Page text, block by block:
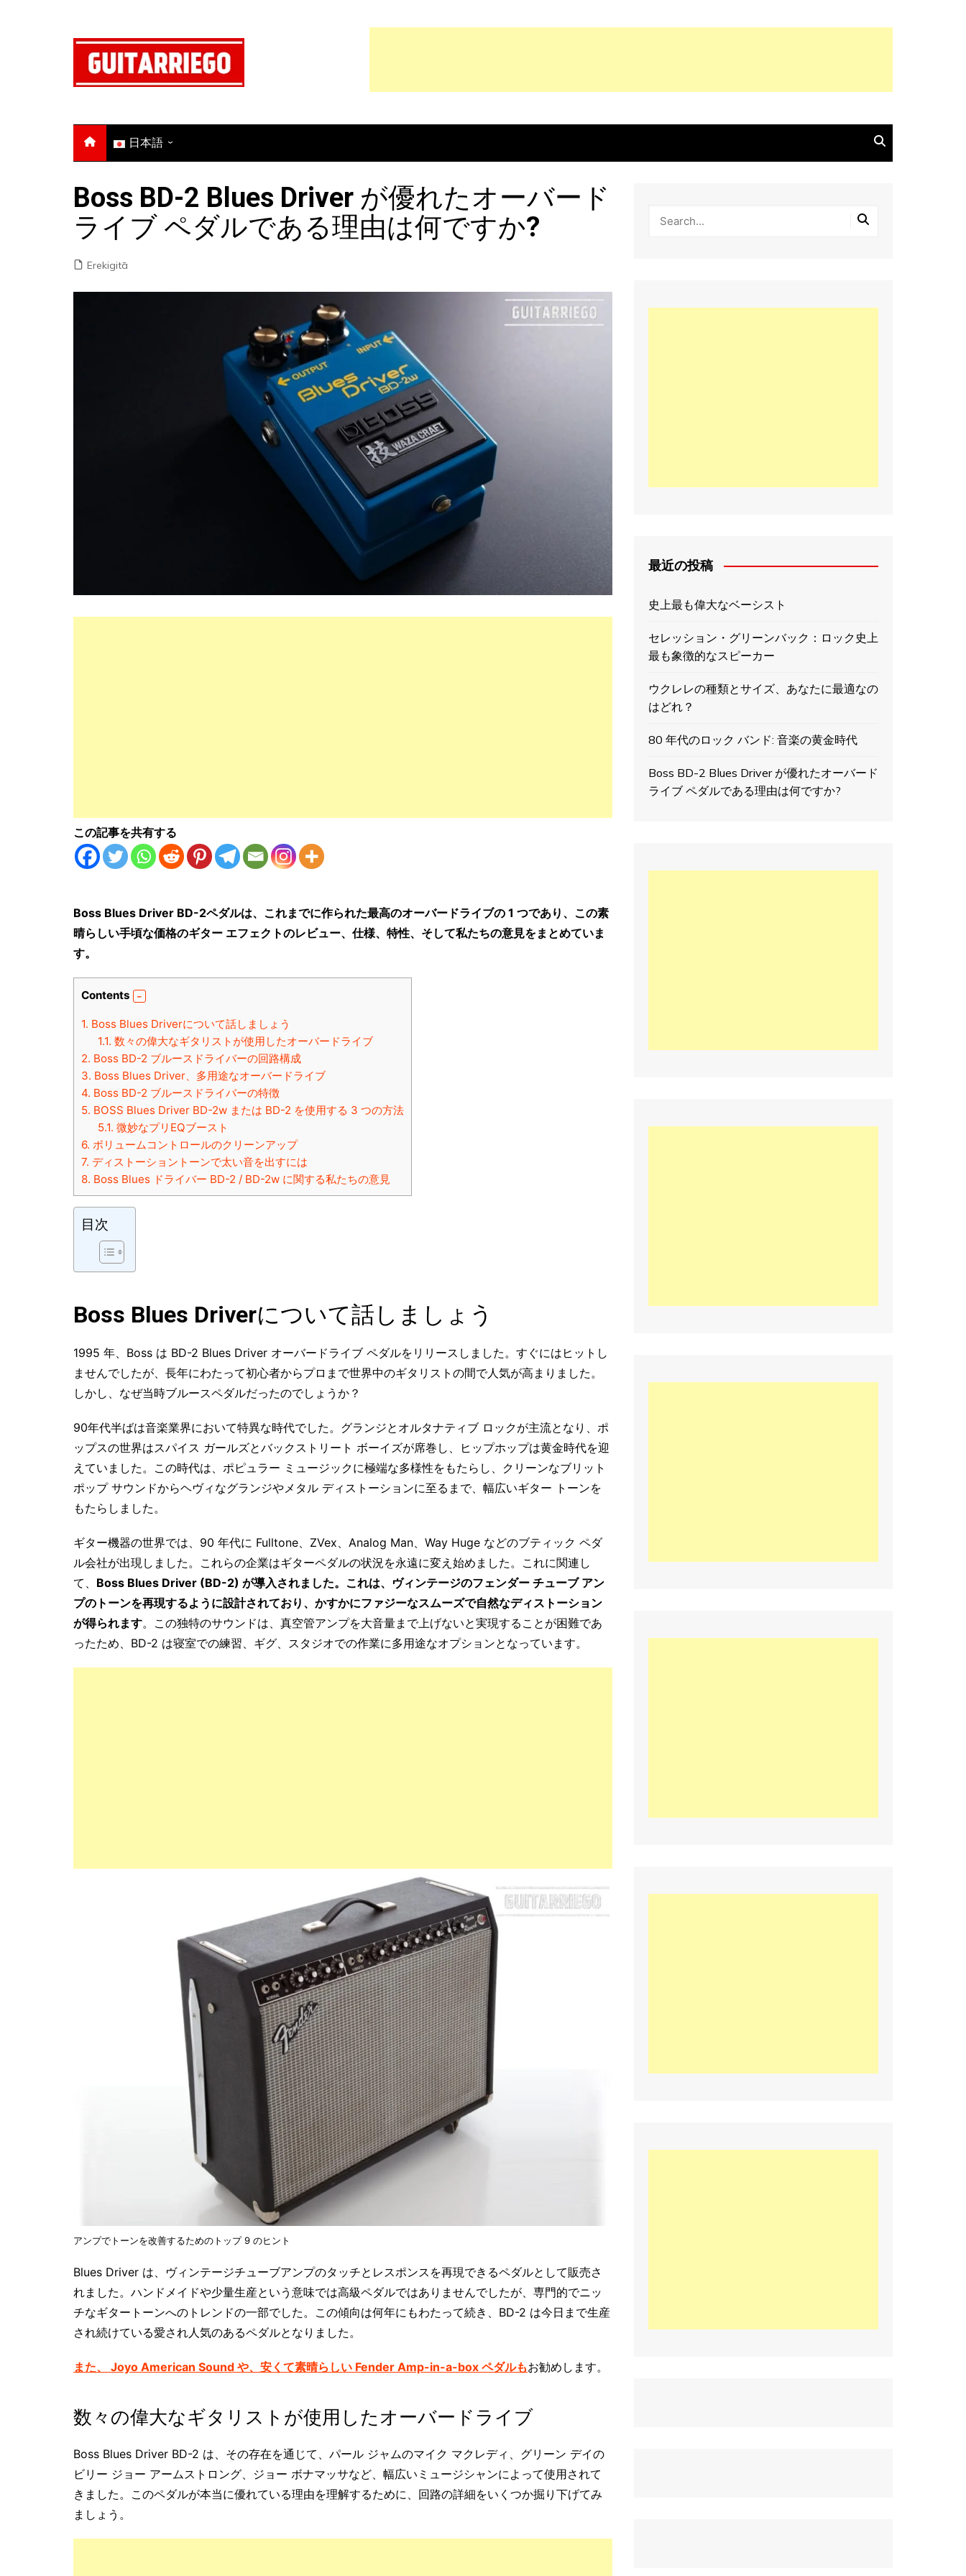
日本語
Français
Español
Boss BD-2 Blues Driver が優れたオーバード
ライブ ペダルである理由は何ですか?
Erekigitā
この記事を共有する
Boss Blues Driver BD-2ペダルは、これまでに作られた最高のオーバードライブの 1 つであり、この素
晴らしい手頃な価格のギター エフェクトのレビュー、仕様、特性、そして私たちの意見をまとめていま
す。
Contents
1. Boss Blues Driverについて話しましょう
1.1. 数々の偉大なギタリストが使用したオーバードライブ
2. Boss BD-2 ブルースドライバーの回路構成
3. Boss Blues Driver、多用途なオーバードライブ
4. Boss BD-2 ブルースドライバーの特徴
5. BOSS Blues Driver BD-2w または BD-2 を使用する 3 つの方法
5.1. 微妙なプリEQブースト
6. ボリュームコントロールのクリーンアップ
7. ディストーショントーンで太い音を出すには
8. Boss Blues ドライバー BD-2 / BD-2w に関する私たちの意見
目次
Boss Blues Driverについて話しましょう
1995 年、Boss は BD-2 Blues Driver オーバードライブ ペダルをリリースしました。すぐにはヒットし
ませんでしたが、長年にわたって初心者からプロまで世界中のギタリストの間で人気が高まりました。
しかし、なぜ当時ブルースペダルだったのでしょうか？
90年代半ばは音楽業界において特異な時代でした。グランジとオルタナティブ ロックが主流となり、ポ
ップスの世界はスパイス ガールズとバックストリート ボーイズが席巻し、ヒップホップは黄金時代を迎
えていました。この時代は、ポピュラー ミュージックに極端な多様性をもたらし、クリーンなブリット
ポップ サウンドからヘヴィなグランジやメタル ディストーションに至るまで、幅広いギター トーンを
もたらしました。
ギター機器の世界では、90 年代に Fulltone、ZVex、Analog Man、Way Huge などのブティック ペダ
ル会社が出現しました。これらの企業はギターペダルの状況を永遠に変え始めました。これに関連し
て、 Boss Blues Driver (BD-2) が導入されました。これは、ヴィンテージのフェンダー チューブ アン
プのトーンを再現するように設計されており、かすかにファジーなスムーズで自然なディストーション
が得られます。この独特のサウンドは、真空管アンプを大音量まで上げないと実現することが困難であ
ったため、BD-2 は寝室での練習、ギグ、スタジオでの作業に多用途なオプションとなっています。
アンプでトーンを改善するためのトップ 9 のヒント
Blues Driver は、ヴィンテージチューブアンプのタッチとレスポンスを再現できるペダルとして販売さ
れました。ハンドメイドや少量生産という意味では高級ペダルではありませんでしたが、専門的でニッ
チなギタートーンへのトレンドの一部でした。この傾向は何年にもわたって続き、BD-2 は今日まで生産
され続けている愛され人気のあるペダルとなりました。
また、 Joyo American Sound や、安くて素晴らしい Fender Amp-in-a-box ペダルもお勧めします。
数々の偉大なギタリストが使用したオーバードライブ
Boss Blues Driver BD-2 は、その存在を通じて、パール ジャムのマイク マクレディ、グリーン デイの
ビリー ジョー アームストロング、ジョー ボナマッサなど、幅広いミュージシャンによって使用されて
きました。このペダルが本当に優れている理由を理解するために、回路の詳細をいくつか掘り下げてみ
ましょう。
最近の投稿
史上最も偉大なベーシスト
セレッション・グリーンバック：ロック史上
最も象徴的なスピーカー
ウクレレの種類とサイズ、あなたに最適なの
はどれ？
80 年代のロック バンド: 音楽の黄金時代
Boss BD-2 Blues Driver が優れたオーバード
ライブ ペダルである理由は何ですか?